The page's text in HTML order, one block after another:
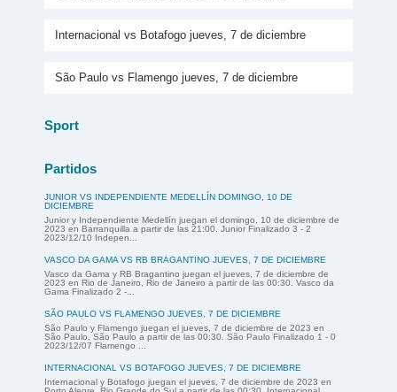
Internacional vs Botafogo jueves, 7 de diciembre
São Paulo vs Flamengo jueves, 7 de diciembre
Sport
Partidos
JUNIOR VS INDEPENDIENTE MEDELLÍN DOMINGO, 10 DE
DICIEMBRE
Junior y Independiente Medellín juegan el domingo, 10 de diciembre de
2023 en Barranquilla a partir de las 21:00. Junior Finalizado 3 - 2
2023/12/10 Indepen...
VASCO DA GAMA VS RB BRAGANTINO JUEVES, 7 DE DICIEMBRE
Vasco da Gama y RB Bragantino juegan el jueves, 7 de diciembre de
2023 en Rio de Janeiro, Rio de Janeiro a partir de las 00:30. Vasco da
Gama Finalizado 2 -...
SÃO PAULO VS FLAMENGO JUEVES, 7 DE DICIEMBRE
São Paulo y Flamengo juegan el jueves, 7 de diciembre de 2023 en
São Paulo, São Paulo a partir de las 00:30. São Paulo Finalizado 1 - 0
2023/12/07 Flamengo ...
INTERNACIONAL VS BOTAFOGO JUEVES, 7 DE DICIEMBRE
Internacional y Botafogo juegan el jueves, 7 de diciembre de 2023 en